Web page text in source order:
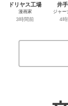
ドリヤス工場
漫画家
3時間前
井
ジャー
4